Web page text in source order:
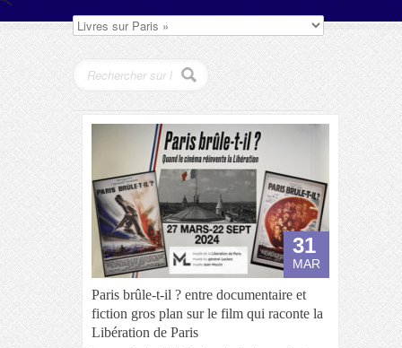
31
MAR
Paris brûle-t-il ? entre documentaire et
fiction gros plan sur le film qui raconte la
Libération de Paris